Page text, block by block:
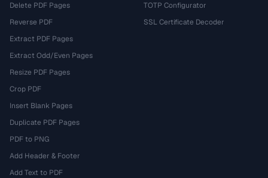
Delete PDF Pages
Reverse PDF
Extract PDF Pages
Extract Odd/Even Pages
Resize PDF Pages
Crop PDF
Insert Blank Pages
Duplicate PDF Pages
PDF to PNG
Add Header & Footer
Add Text to PDF
TOTP Configurator
SSL Certificate Decoder